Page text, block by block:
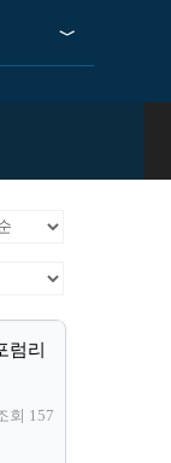
럼리
회 157